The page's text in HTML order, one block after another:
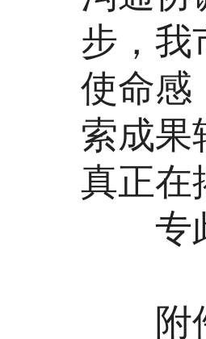
步，我
使命感
索成果
真正在
专此
附件